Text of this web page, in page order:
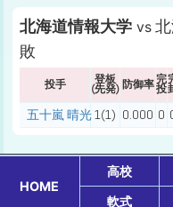
北海道情報大学 vs
敗
投手 登板
(先発) 防御率完
投
五十嵐 晴光1(1) 0.000 0
HOME
高校
軟式